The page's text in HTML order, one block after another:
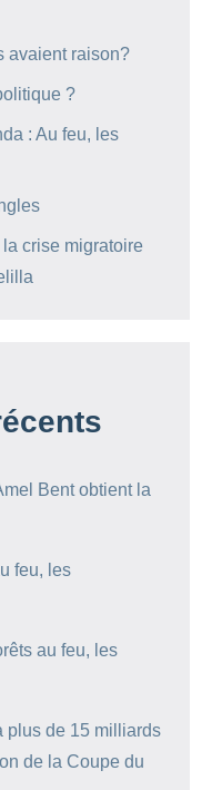
avaient raison?
?
: Au feu, les
la crise migratoire
Bent obtient la
feu, les
au feu, les
plus de 15 milliards
de la Coupe du